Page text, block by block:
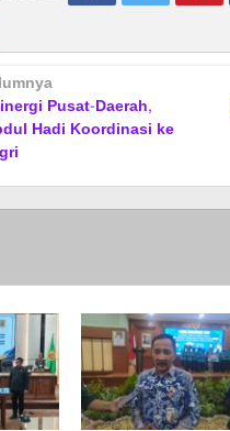
Pusat-Daerah,
Hadi Koordinasi ke